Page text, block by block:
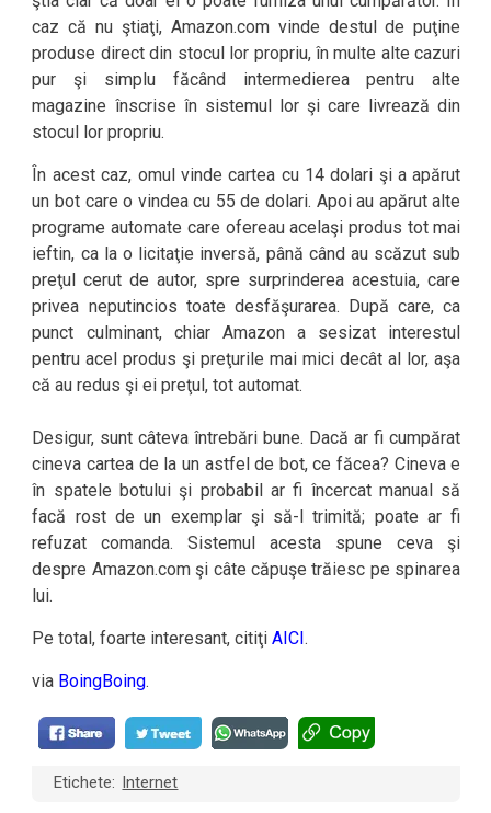
caz că nu ştiaţi, Amazon.com vinde destul de puţine
produse direct din stocul lor propriu, în multe alte cazuri
pur şi simplu făcând intermedierea pentru alte
magazine înscrise în sistemul lor şi care livrează din
stocul lor propriu.
În acest caz, omul vinde cartea cu 14 dolari şi a apărut
un bot care o vindea cu 55 de dolari. Apoi au apărut alte
programe automate care ofereau acelaşi produs tot mai
ieftin, ca la o licitaţie inversă, până când au scăzut sub
preţul cerut de autor, spre surprinderea acestuia, care
privea neputincios toate desfăşurarea. După care, ca
punct culminant, chiar Amazon a sesizat interestul
pentru acel produs şi preţurile mai mici decât al lor, aşa
că au redus şi ei preţul, tot automat.
Desigur, sunt câteva întrebări bune. Dacă ar fi cumpărat
cineva cartea de la un astfel de bot, ce făcea? Cineva e
în spatele botului şi probabil ar fi încercat manual să
facă rost de un exemplar şi să-l trimită; poate ar fi
refuzat comanda. Sistemul acesta spune ceva şi
despre Amazon.com şi câte căpuşe trăiesc pe spinarea
lui.
Pe total, foarte interesant, citiţiAICI.
via BoingBoing.
Etichete: Internet